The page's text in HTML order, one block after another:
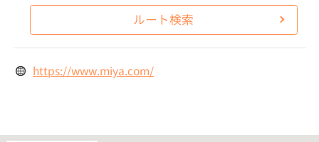
ルート検索
https://www.miya.com/